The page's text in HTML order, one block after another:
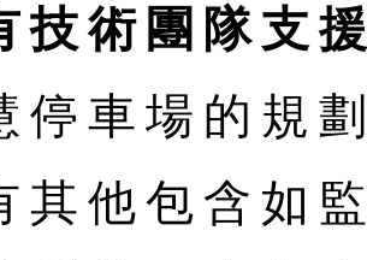
技術團隊支
停車場的規
其他包含如